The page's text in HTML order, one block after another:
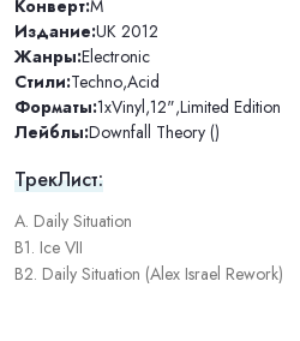
Конверт:M
Издание:UK 2012
Жанры:Electronic
Стили:Techno,Acid
Форматы:1xVinyl,12",Limited Edition
Лейблы:Downfall Theory ()
ТрекЛист:
A. Daily Situation
B1. Ice VII
B2. Daily Situation (Alex Israel Rework)